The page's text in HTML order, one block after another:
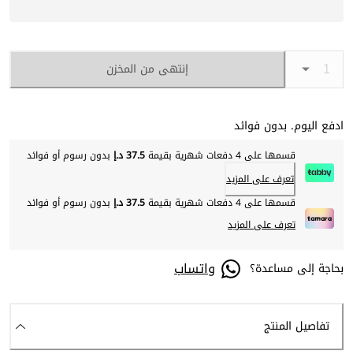
إنتهى من المخزن
ادفع اليوم. بدون فوائد
قسمها على 4 دفعات شهرية بقيمة 37.5 د.إ
بدون رسوم أو فوائد
تعرف على المزيد
قسمها على 4 دفعات شهرية بقيمة
37.5 د.إ
بدون رسوم أو فوائد
تعرف على المزيد
بحاجة إلى مساعدة؟ واتساب
تفاصيل المنتج